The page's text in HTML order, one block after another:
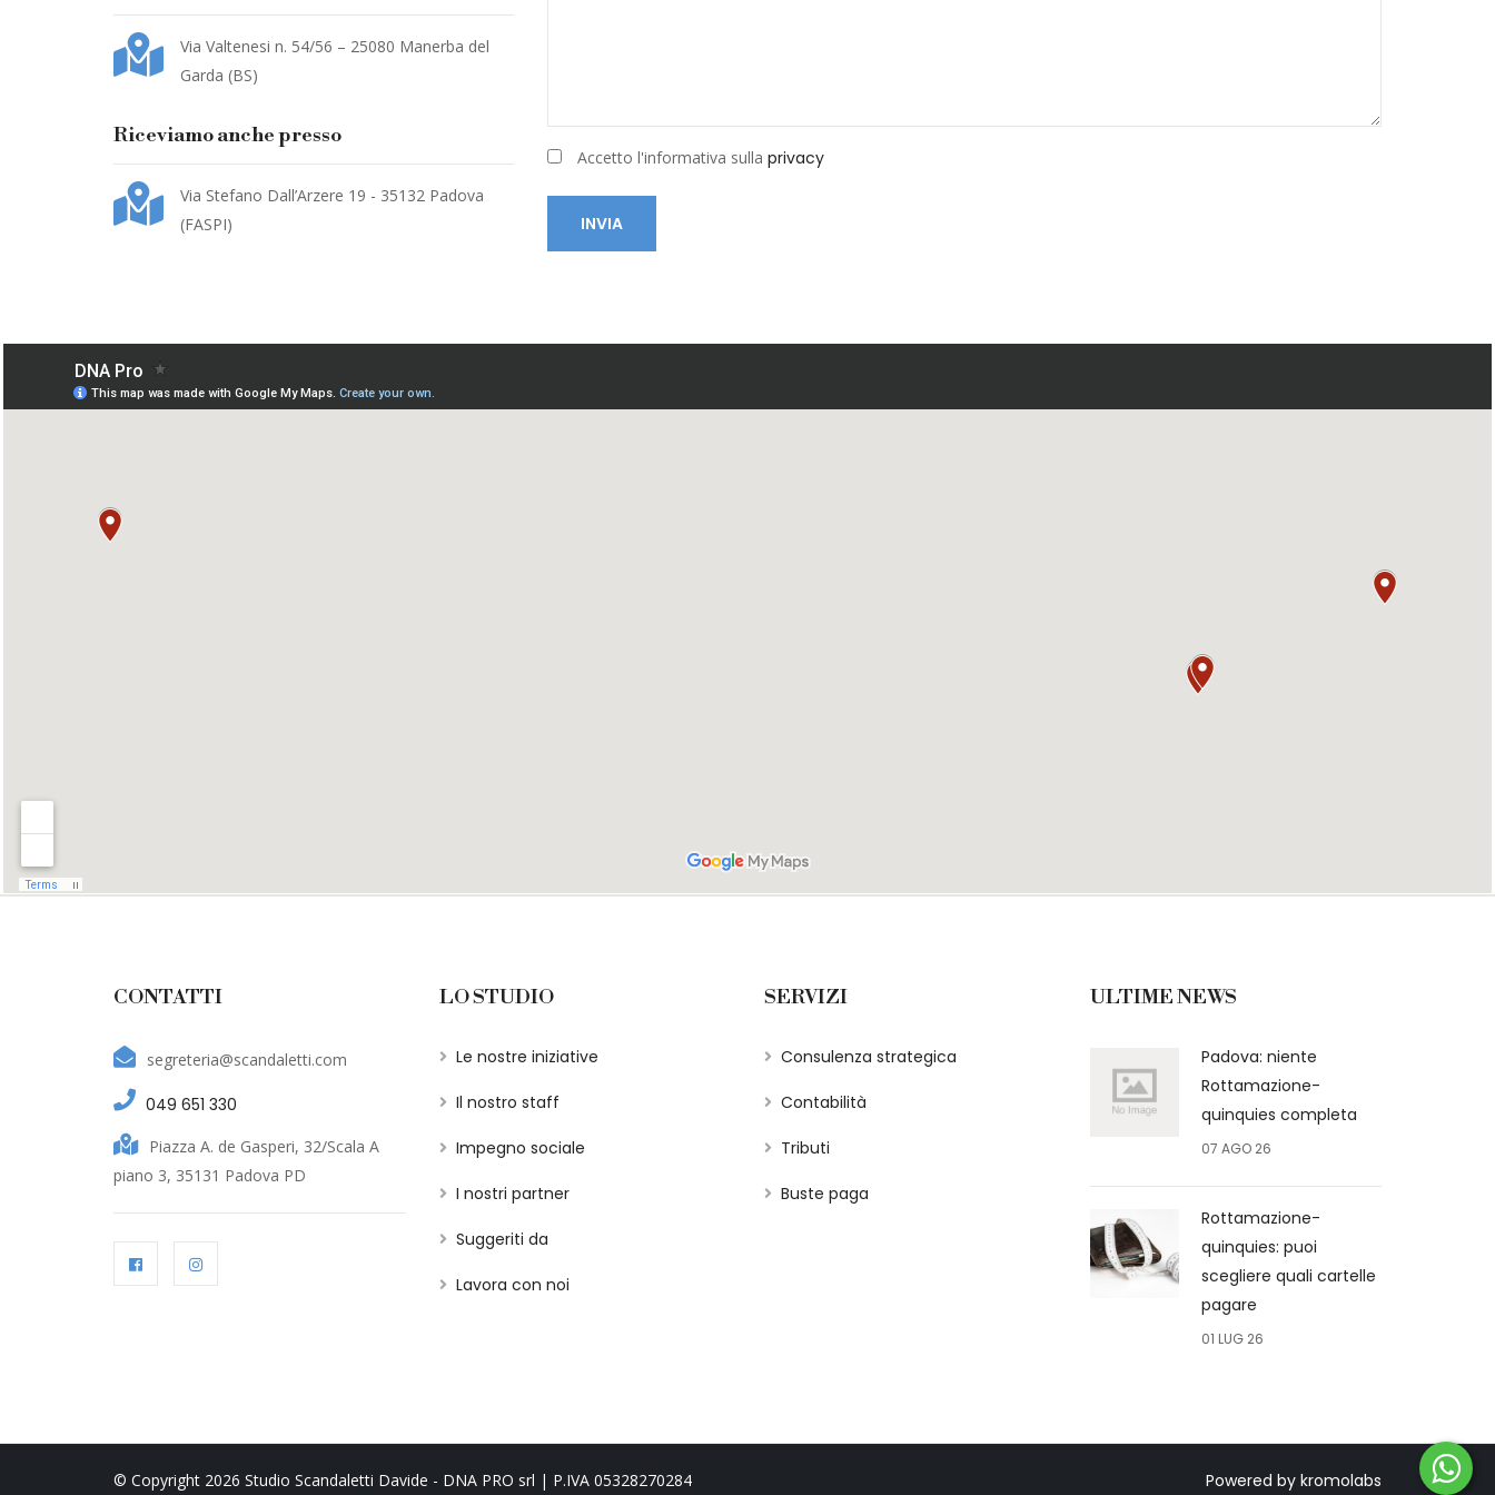
Via Valtenesi n. 54/56 – 25080 Manerba del
Garda (BS)
Riceviamo anche presso
Via Stefano Dall’Arzere 19 - 35132 Padova
(FASPI)
Accetto l'informativa sulla privacy
INVIA
CONTATTI
segreteria@scandaletti.com
049 651 330
Piazza A. de Gasperi, 32/Scala A
piano 3, 35131 Padova PD
LO STUDIO
Le nostre iniziative
Il nostro staff
Impegno sociale
I nostri partner
Suggeriti da
Lavora con noi
SERVIZI
Consulenza strategica
Contabilità
Tributi
Buste paga
ULTIME NEWS
Padova: niente
Rottamazione-
quinquies completa
07 AGO 26
Rottamazione-
quinquies: puoi
scegliere quali cartelle
pagare
01 LUG 26
© Copyright 2026 Studio Scandaletti Davide - DNA PRO srl | P.IVA 05328270284 Powered by kromolabs